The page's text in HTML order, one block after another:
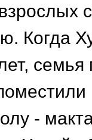
Когда
семья
-